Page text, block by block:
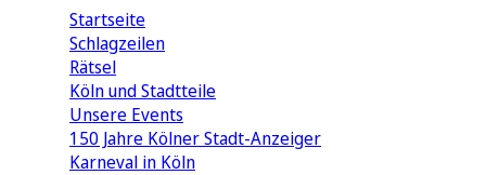
Startseite
Schlagzeilen
Rätsel
Köln und Stadtteile
Unsere Events
150 Jahre Kölner Stadt-Anzeiger
Karneval in Köln